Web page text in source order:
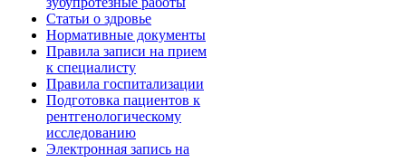
Статьи о здровье
Нормативные документы
Правила записи на прием
к специалисту
Правила госпитализации
Подготовка пациентов к
рентгенологическому
исследованию
Электронная запись на